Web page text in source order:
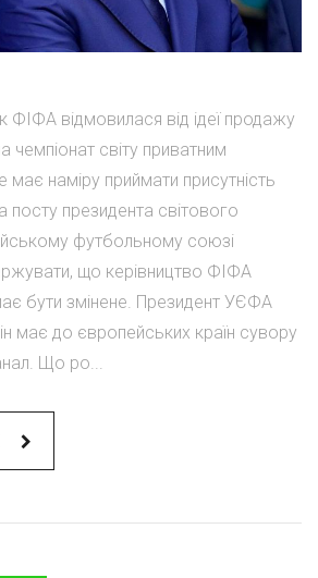
ФІФА відмовилася від ідеї продажу
чемпіонат світу приватним
наміру приймати присутність
посту президента світового
футбольному союзі
що керівництво ФІФА
бути змінене. Президент УЄФА
має до європейських країн сувору
Що ро...